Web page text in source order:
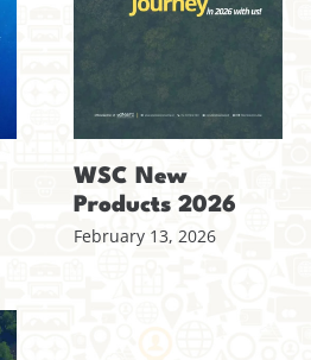
WSC New
Products 2026
February 13, 2026